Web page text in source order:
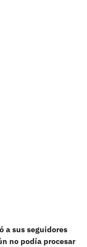
a sus seguidores
no podía procesar